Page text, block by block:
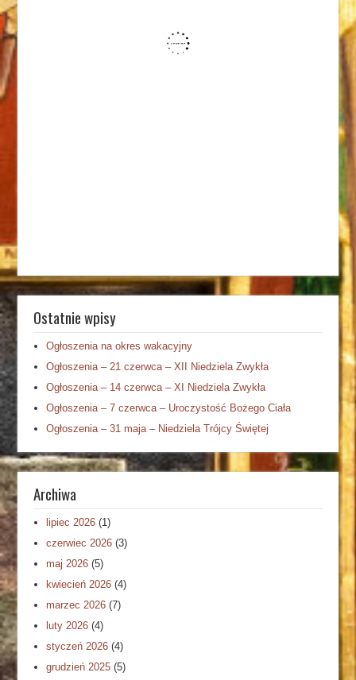
Ostatnie wpisy
Ogłoszenia na okres wakacyjny
Ogłoszenia – 21 czerwca – XII Niedziela Zwykła
Ogłoszenia – 14 czerwca – XI Niedziela Zwykła
Ogłoszenia – 7 czerwca – Uroczystość Bożego Ciała
Ogłoszenia – 31 maja – Niedziela Trójcy Świętej
Archiwa
lipiec 2026 (1)
czerwiec 2026 (3)
maj 2026 (5)
kwiecień 2026 (4)
marzec 2026 (7)
luty 2026 (4)
styczeń 2026 (4)
grudzień 2025 (5)